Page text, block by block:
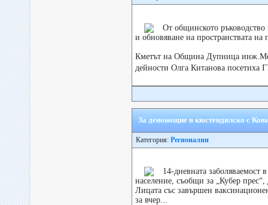
От общинското
и обновяване на пространствата на
Кметът на Община Дупница
дейности Олга Китанова
За денонощие в кюстендилско с
Категория: Регионални
14-дневната
население, съобщи за „Кубер
Лицата със завършен
за вчер...